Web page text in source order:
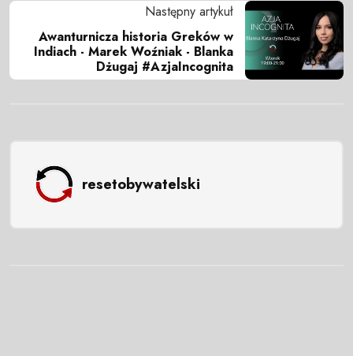
Następny artykuł
Awanturnicza historia Greków w
Indiach - Marek Woźniak - Blanka
Dżugaj #AzjaIncognita
resetobywatelski